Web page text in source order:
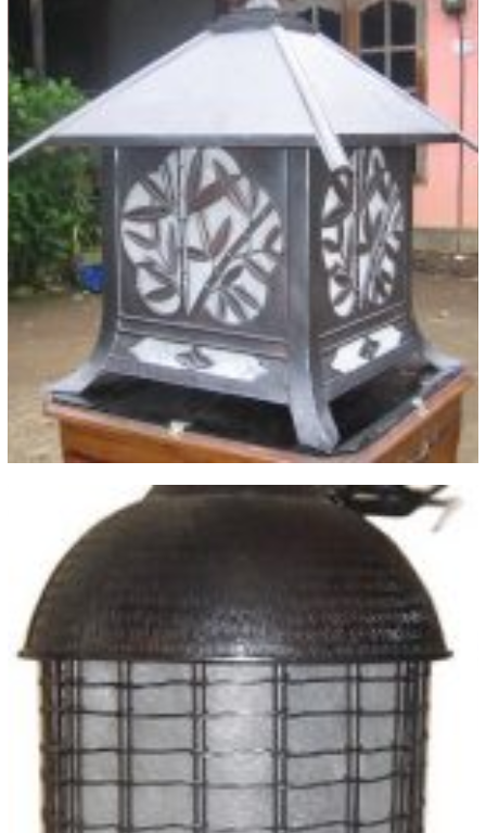
Lampu Taman Tembaga Kuningan
Lampu Keranjang Tembaga Kuningan